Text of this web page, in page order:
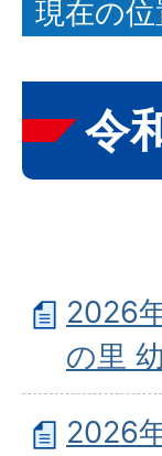
現在の位
令
2026
の里
2026